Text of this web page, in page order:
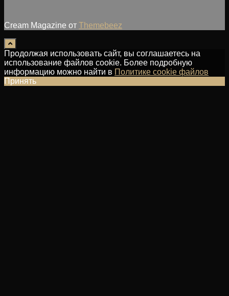
Cream Magazine от Themebeez
Продолжая использовать сайт, вы соглашаетесь на
использование файлов cookie. Более подробную
информацию можно найти в Политике cookie файлов
Принять